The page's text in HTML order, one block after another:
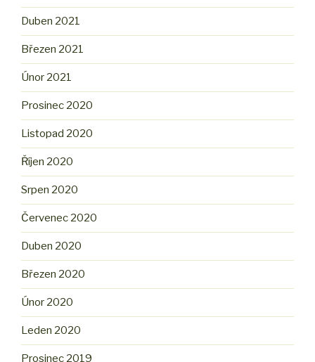
Duben 2021
Březen 2021
Únor 2021
Prosinec 2020
Listopad 2020
Říjen 2020
Srpen 2020
Červenec 2020
Duben 2020
Březen 2020
Únor 2020
Leden 2020
Prosinec 2019